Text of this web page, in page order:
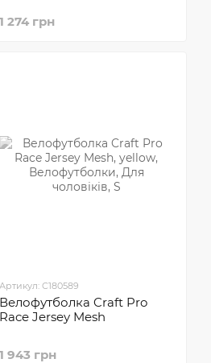
1 274 грн
Артикул: C180589
Велофутболка Craft Pro
Race Jersey Mesh
1 943 грн